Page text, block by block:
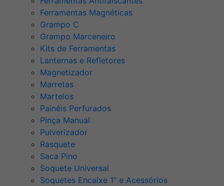
Ferramentas Magnéticas
Grampo C
Grampo Marceneiro
Kits de Ferramentas
Lanternas e Refletores
Magnetizador
Marretas
Martelos
Painéis Perfurados
Pinça Manual
Pulverizador
Rasquete
Saca Pino
Soquete Universal
Soquetes Encaixe 1" e Acessórios